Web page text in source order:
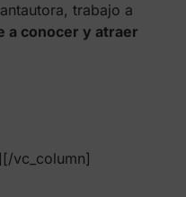
trabajo a
a conocer y atraer
vc_column]